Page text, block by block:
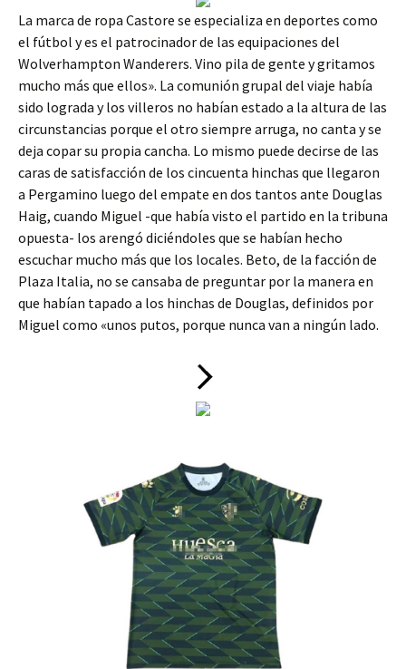
La marca de ropa Castore se especializa en deportes como
el fútbol y es el patrocinador de las equipaciones del
Wolverhampton Wanderers. Vino pila de gente y gritamos
mucho más que ellos». La comunión grupal del viaje había
sido lograda y los villeros no habían estado a la altura de las
circunstancias porque el otro siempre arruga, no canta y se
deja copar su propia cancha. Lo mismo puede decirse de las
caras de satisfacción de los cincuenta hinchas que llegaron
a Pergamino luego del empate en dos tantos ante Douglas
Haig, cuando Miguel -que había visto el partido en la tribuna
opuesta- los arengó diciéndoles que se habían hecho
escuchar mucho más que los locales. Beto, de la facción de
Plaza Italia, no se cansaba de preguntar por la manera en
que habían tapado a los hinchas de Douglas, definidos por
Miguel como «unos putos, porque nunca van a ningún lado.